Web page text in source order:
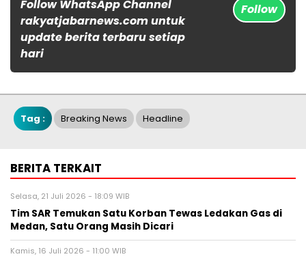
Follow WhatsApp Channel
rakyatjabarnews.com untuk
update berita terbaru setiap
hari
Follow
Tag : Breaking News Headline
BERITA TERKAIT
Selasa, 21 Juli 2026 - 18:09 WIB
Tim SAR Temukan Satu Korban Tewas Ledakan Gas di
Medan, Satu Orang Masih Dicari
Kamis, 16 Juli 2026 - 11:00 WIB